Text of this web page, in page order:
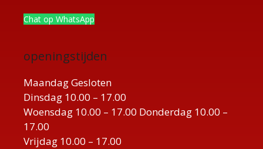
Chat op WhatsApp
openingstijden
Maandag Gesloten
Dinsdag 10.00 – 17.00
Woensdag 10.00 – 17.00 Donderdag 10.00 –
17.00
Vrijdag 10.00 – 17.00